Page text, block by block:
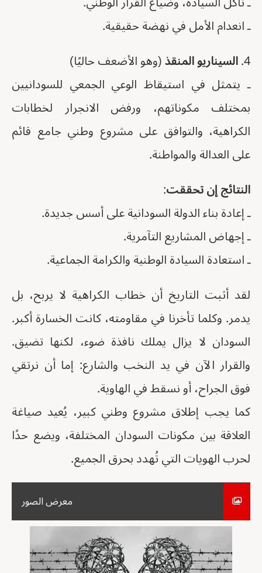
ـ انعدام الأمل في نهضة حقيقية.
4. السيناريو المنقذ(وهو الأضعف حاليًا)
ـ يتمثل في استيقاظ الوعي الجمعي للسودانيين
بمختلف مكوناتهم، ورفض الانجرار لخطابات
الكراهية، والتوافق على مشروع وطني جامع قائم
على العدالة والمواطنة.
النتائج إن تحققت:
ـ إعادة بناء الدولة السودانية على أسس جديدة.
ـ إجهاض المشاريع التآمرية.
ـ استعادة السيادة الوطنية والكرامة الجماعية.
لقد أثبت التاريخ أن خطاب الكراهية لا يربح، بل
يدمر. وكلما تأخرنا في مقاومته، كانت الخسارة أكبر.
السودان لا يزال يملك نافذة ضوء، لكنها تضيق.
والقرار الآن في يد النخب والشارع: إما أن نرتقي
فوق الجراح، أو نسقط في الهاوية.
كما يجب إطلاق مشروع وطني كبير، يُعيد صياغة
العلاقة بين مكونات السودان المختلفة، ويضع حدًا
لحرب الهويات التي تُهدد بحرق الجميع.
معرض الصور